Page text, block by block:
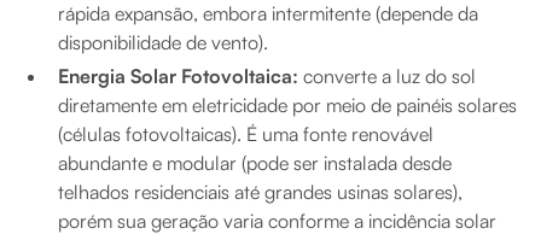
rápida expansão, embora intermitente (depende da
disponibilidade de vento).
Energia Solar Fotovoltaica: converte a luz do sol
diretamente em eletricidade por meio de painéis solares
(células fotovoltaicas). É uma fonte renovável
abundante e modular (pode ser instalada desde
telhados residenciais até grandes usinas solares),
porém sua geração varia conforme a incidência solar